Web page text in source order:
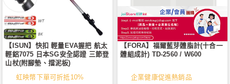
【ISUN】快扣 輕量EVA握把 航太
輕鋁7075 日本SG安全認證 三節登
山杖(附腳墊、擋泥板)
虹映幣下單可折抵10%
【FORA】福爾藍芽體脂計(十合一
體組成計) TD-2560 / W600
企業健康促進熱銷品